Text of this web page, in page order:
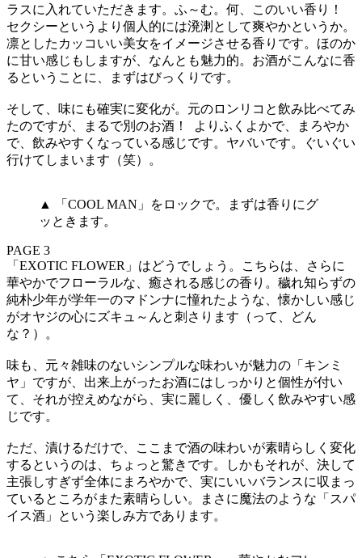
ラスに入れていただきます。ふ～む。何、このいい香り！
セクシーというより個人的には溌溂として爽やかというか。
凛としたカッコいい美女をイメージさせる香りです。ほのか
に甘い感じもしますが、なんとも魅力的。お酒がこんなに香
るということに、まずはびっくりです。
そして、味にも確実に変化が。元のロンリコと飲み比べてみ
たのですが、まるで別のお酒！ よりふくよかで、まろやか
で、飲みやすくなっている感じです。ヤバいです。ぐいぐい
行けてしまいます（笑）。
▲ 「COOL MAN」をロックで。まずは香りにグ
ッときます。
PAGE 3
「EXOTIC FLOWER」はどうでしょう。こちらは、さらに
華やかでフローラルな、癒される感じの香り。穢れ知らずの
純朴少年が学年一のマドンナに憧れたような、懐かしい感じ
がオヤジの心にズキュ～んと刺さります（って、どん
な？）。
味も、元々雑味のないシンプルな味わいが魅力の「キンミ
ヤ」ですが、出来上がったお酒にはしっかりと個性が付い
て、それが控えめながら、実に麗しく、優しく飲みやすい感
じです。
ただ、漬けるだけで、ここまで酒の味わいが素晴らしく変化
するというのは、ちょっと驚きです。しかもそれが、決して
主張しすぎず全体にまろやかで、実にいいバランスに収まっ
ているところがまた素晴らしい。まさに魔法のような「スパ
イス酒」という楽しみ方であります。